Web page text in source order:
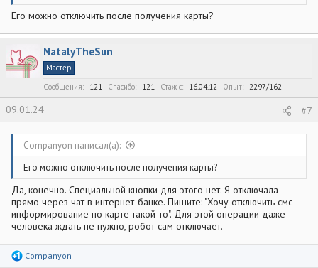
Его можно отключить после получения карты?
NatalyTheSun
Мастер
Сообщения
121 Спасибо 121 Стаж c 16.04.12 Опыт 2297/162
09.01.24 #7
Companyon написал(а):
Его можно отключить после получения карты?
Да, конечно. Специальной кнопки для этого нет. Я отключала
прямо через чат в интернет-банке. Пишите: "Хочу отключить смс-
информирование по карте такой-то". Для этой операции даже
человека ждать не нужно, робот сам отключает.
Р
Companyon